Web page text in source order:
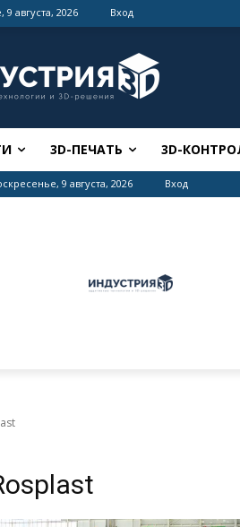
августа, 2026 Вход
3D-ПЕЧАТЬ 3D-
9 августа, 2026 Вход